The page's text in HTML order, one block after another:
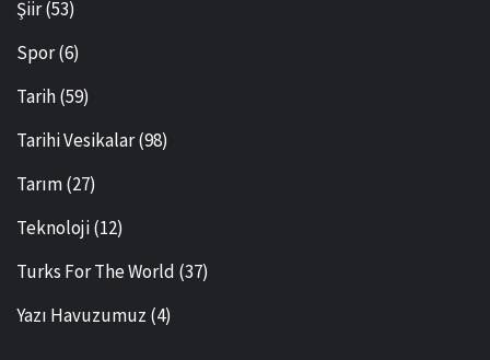
Şiir(53)
Spor(6)
Tarih(59)
Tarihi Vesikalar(98)
Tarım(27)
Teknoloji(12)
Turks For The World (37)
Yazı Havuzumuz (4)